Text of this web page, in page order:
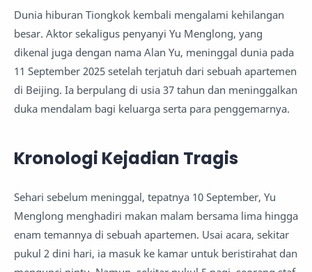
Dunia hiburan Tiongkok kembali mengalami kehilangan
besar. Aktor sekaligus penyanyi Yu Menglong, yang
dikenal juga dengan nama Alan Yu, meninggal dunia pada
11 September 2025 setelah terjatuh dari sebuah apartemen
di Beijing. Ia berpulang di usia 37 tahun dan meninggalkan
duka mendalam bagi keluarga serta para penggemarnya.
Kronologi Kejadian Tragis
Sehari sebelum meninggal, tepatnya 10 September, Yu
Menglong menghadiri makan malam bersama lima hingga
enam temannya di sebuah apartemen. Usai acara, sekitar
pukul 2 dini hari, ia masuk ke kamar untuk beristirahat dan